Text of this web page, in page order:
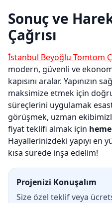
Sonuç ve
Çağrısı
İstanbul Beyoğlu Tomtom
modern, güvenli ve
kapısını aralar. Yapınızın
maksimize etmek için
süreçlerini uygulamak
görüşmek, uzman
fiyat teklifi almak için
Hayallerinizdeki yapıyı en
kısa sürede inşa edelim!
Projenizi Konuşalım
Size özel teklif veya